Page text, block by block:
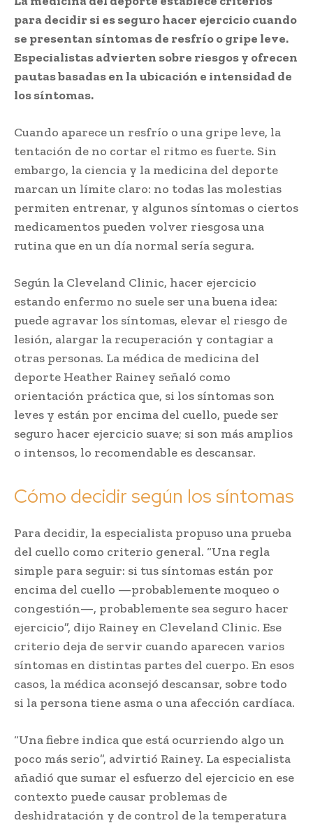
para decidir si es seguro hacer ejercicio cuando
se presentan síntomas de resfrío o gripe leve.
Especialistas advierten sobre riesgos y ofrecen
pautas basadas en la ubicación e intensidad de
los síntomas.
Cuando aparece un resfrío o una gripe leve, la
tentación de no cortar el ritmo es fuerte. Sin
embargo, la ciencia y la medicina del deporte
marcan un límite claro: no todas las molestias
permiten entrenar, y algunos síntomas o ciertos
medicamentos pueden volver riesgosa una
rutina que en un día normal sería segura.
Según la Cleveland Clinic, hacer ejercicio
estando enfermo no suele ser una buena idea:
puede agravar los síntomas, elevar el riesgo de
lesión, alargar la recuperación y contagiar a
otras personas. La médica de medicina del
deporte Heather Rainey señaló como
orientación práctica que, si los síntomas son
leves y están por encima del cuello, puede ser
seguro hacer ejercicio suave; si son más amplios
o intensos, lo recomendable es descansar.
Cómo decidir según los síntomas
Para decidir, la especialista propuso una prueba
del cuello como criterio general. “Una regla
simple para seguir: si tus síntomas están por
encima del cuello —probablemente moqueo o
congestión—, probablemente sea seguro hacer
ejercicio”, dijo Rainey en Cleveland Clinic. Ese
criterio deja de servir cuando aparecen varios
síntomas en distintas partes del cuerpo. En esos
casos, la médica aconsejó descansar, sobre todo
si la persona tiene asma o una afección cardíaca.
“Una fiebre indica que está ocurriendo algo un
poco más serio”, advirtió Rainey. La especialista
añadió que sumar el esfuerzo del ejercicio en ese
contexto puede causar problemas de
deshidratación y de control de la temperatura